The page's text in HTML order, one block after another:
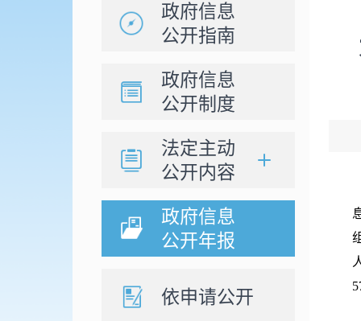
政府信息
公开指南
政府信息
公开制度
法定主动
公开内容
政府信息
公开年报
依申请公开